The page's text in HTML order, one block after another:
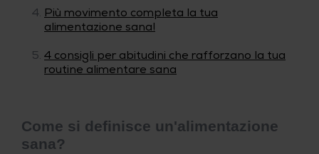
Più movimento completa la tua
alimentazione sana!
4 consigli per abitudini che rafforzano la tua
routine alimentare sana
Come si definisce un'alimentazione
sana?